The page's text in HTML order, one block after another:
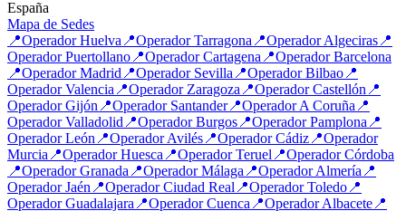
España
Mapa de Sedes
📍OperadorHuelva 📍OperadorTarragona 📍OperadorAlgeciras 📍
OperadorPuertollano 📍OperadorCartagena 📍OperadorBarcelona
📍OperadorMadrid 📍Operador Sevilla 📍OperadorBilbao 📍
OperadorValencia 📍Operador Zaragoza 📍OperadorCastellón 📍
OperadorGijón 📍Operador Santander📍OperadorA Coruña 📍
OperadorValladolid 📍OperadorBurgos 📍OperadorPamplona 📍
OperadorLeón 📍OperadorAvilés 📍OperadorCádiz 📍Operador
Murcia 📍OperadorHuesca 📍OperadorTeruel 📍OperadorCórdoba
📍OperadorGranada 📍OperadorMálaga 📍OperadorAlmería 📍
OperadorJaén 📍OperadorCiudad Real 📍OperadorToledo 📍
OperadorGuadalajara 📍OperadorCuenca 📍OperadorAlbacete 📍